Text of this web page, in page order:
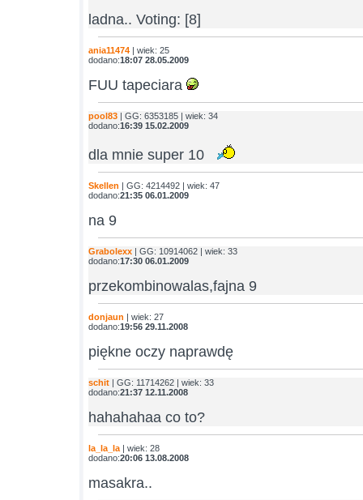
ladna.. Voting: [8]
ania11474 | wiek: 25
dodano:18:07 28.05.2009
FUU tapeciara
pool83 | GG: 6353185 | wiek: 34
dodano:16:39 15.02.2009
dla mnie super 10
Skellen | GG: 4214492 | wiek: 47
dodano:21:35 06.01.2009
na 9
Grabolexx | GG: 10914062 | wiek: 33
dodano:17:30 06.01.2009
przekombinowalas,fajna 9
donjaun | wiek: 27
dodano:19:56 29.11.2008
piękne oczy naprawdę
schit | GG: 11714262 | wiek: 33
dodano:21:37 12.11.2008
hahahahaa co to?
la_la_la | wiek: 28
dodano:20:06 13.08.2008
masakra..